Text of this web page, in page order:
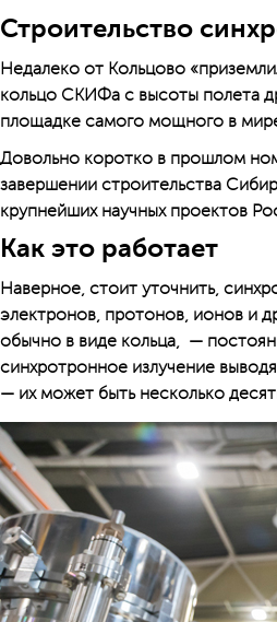
Строительство
Недалеко от Кольцово
кольцо СКИФа с высоты полета
площадке самого мощного в
Довольно коротко в прошлом
завершении строительства
крупнейших научных проектов
Как это работает
Наверное, стоит уточнить,
электронов, протонов, ионов и
обычно в виде кольца, —
синхротронное излучение
— их может быть несколько